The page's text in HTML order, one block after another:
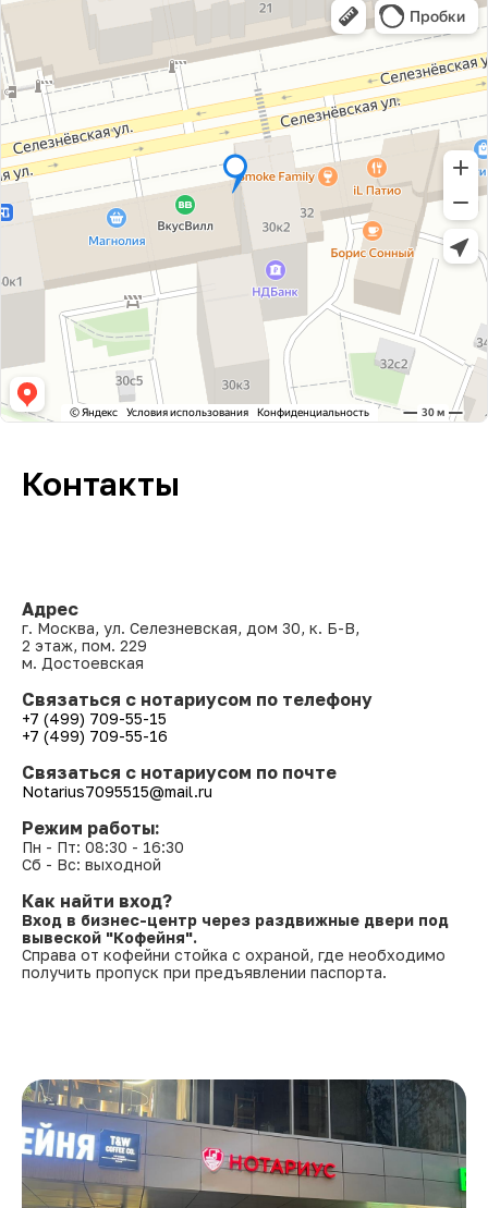
Контакты
Адрес
г. Москва, ул. Селезневская, дом 30, к. Б-В,
2 этаж, пом. 229
м. Достоевская
Связаться с нотариусом по телефону
+7 (499) 709-55-15
+7 (499) 709-55-16
Связаться с нотариусом по почте
Notarius7095515@mail.ru
Режим работы:
Пн - Пт: 08:30 - 16:30
Сб - Вс: выходной
Как найти вход?
Вход в бизнес-центр через раздвижные двери под
вывеской "Кофейня".
Справа от кофейни стойка с охраной, где необходимо
получить пропуск при предъявлении паспорта.